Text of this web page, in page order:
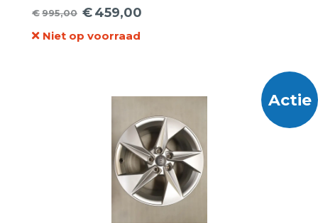
4 velgen!
€995,00
Oorspronkelijke
prijs
€459,00
Huidige
prijs
Niet op voorraad
Actie